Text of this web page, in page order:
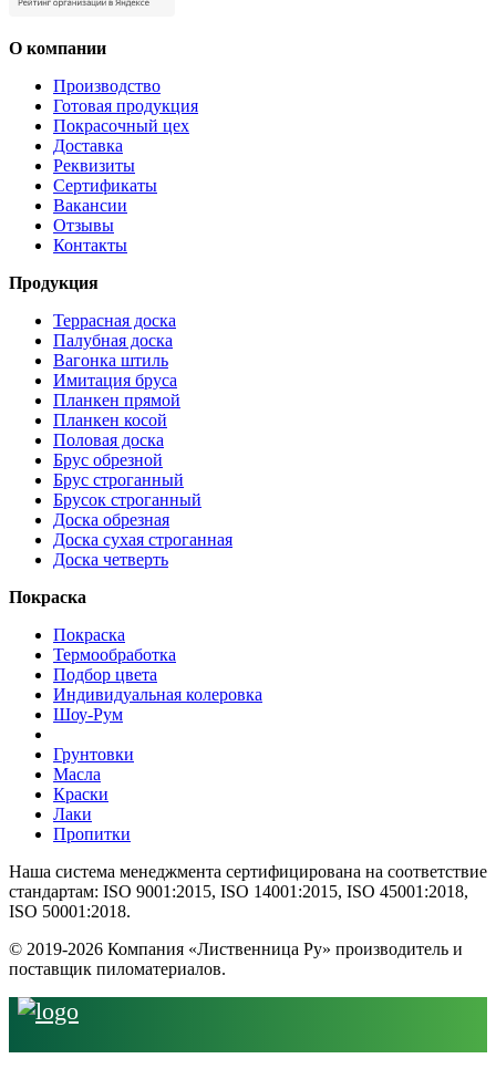
О компании
Производство
Готовая продукция
Покрасочный цех
Доставка
Реквизиты
Сертификаты
Вакансии
Отзывы
Контакты
Продукция
Террасная доска
Палубная доска
Вагонка штиль
Имитация бруса
Планкен прямой
Планкен косой
Половая доска
Брус обрезной
Брус строганный
Брусок строганный
Доска обрезная
Доска сухая строганная
Доска четверть
Покраска
Покраска
Термообработка
Подбор цвета
Индивидуальная колеровка
Шоу-Рум
Грунтовки
Масла
Краски
Лаки
Пропитки
Наша система менеджмента сертифицирована на соответствие
стандартам: ISO 9001:2015, ISO 14001:2015, ISO 45001:2018,
ISO 50001:2018.
© 2019-2026 Компания «Лиственница Ру» производитель и
поставщик пиломатериалов.